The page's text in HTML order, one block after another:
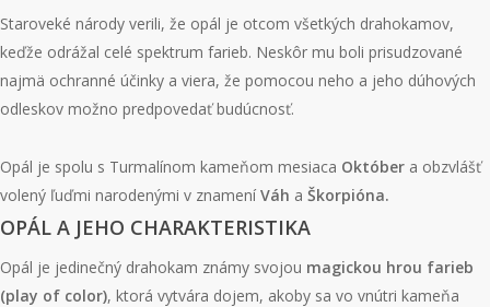
Staroveké národy verili, že opál je otcom všetkých drahokamov,
keďže odrážal celé spektrum farieb. Neskôr mu boli prisudzované
najmä ochranné účinky a viera, že pomocou neho a jeho dúhových
odleskov možno predpovedať budúcnosť.
Opál je spolu s Turmalínom kameňom mesiaca Október a obzvlášť
volený ľuďmi narodenými v znamení Váh a Škorpióna.
OPÁL A JEHO CHARAKTERISTIKA
Opál je jedinečný drahokam známy svojou magickou hrou farieb
(play of color), ktorá vytvára dojem, akoby sa vo vnútri kameňa